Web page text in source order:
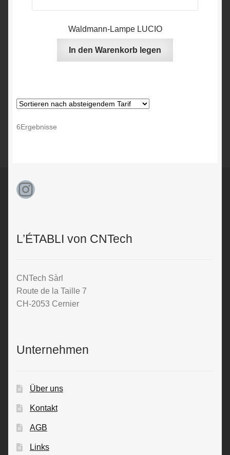
Waldmann-Lampe LUCIO
In den Warenkorb legen
6Ergebnisse
Instagram
L’ÉTABLI von CNTech
CNTech Sàrl
Route de la Taille 7
CH-2053 Cernier
Unternehmen
Über uns
Kontakt
AGB
Links